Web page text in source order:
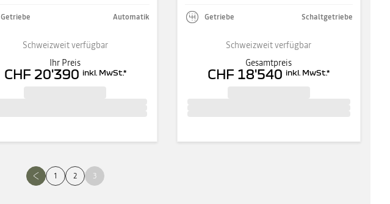
Getriebe Automatik
Schweizweit verfügbar
Ihr Preis
CHF 20'390 inkl. MwSt.*
Getriebe Schaltgetriebe
Schweizweit verfügbar
Gesamtpreis
CHF 18'540 inkl. MwSt.*
1 2 3